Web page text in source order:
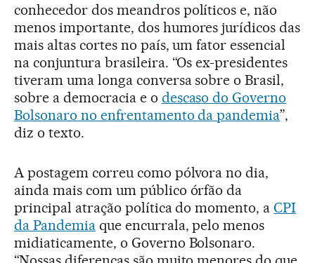
conhecedor dos meandros políticos e, não
menos importante, dos humores jurídicos das
mais altas cortes no país, um fator essencial
na conjuntura brasileira. “Os ex-presidentes
tiveram uma longa conversa sobre o Brasil,
sobre a democracia e o descaso do Governo
Bolsonaro no enfrentamento da pandemia”,
diz o texto.
A postagem correu como pólvora no dia,
ainda mais com um público órfão da
principal atração política do momento, aCPI
da Pandemiaque encurrala, pelo menos
midiaticamente, o Governo Bolsonaro.